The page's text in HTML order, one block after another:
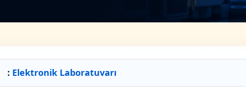
: Elektronik Laboratuvarı